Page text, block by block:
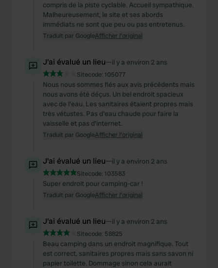
compris de la piste cyclable. Accueil sympathique.
Malheureusement, le site et ses abords
immédiats ne sont que peu ou pas entretenus.
Traduit par GoogleAfficher l'original
J'ai évalué un lieu—il y a environ 2 ans
Sitecode: 105077
Nous nous sommes fiés aux avis précédents mais
nous avons été déçus. Un bel endroit spacieux
avec de l'eau. Les sanitaires étaient propres mais
très vétustes. Pas d'eau chaude pour faire la
vaisselle et pas d'internet.
Traduit par GoogleAfficher l'original
J'ai évalué un lieu—il y a environ 2 ans
Sitecode: 103583
Super endroit pour camping-car !
Traduit par GoogleAfficher l'original
J'ai évalué un lieu—il y a environ 2 ans
Sitecode: 58825
Beau camping dans un endroit magnifique. Tout
est correct, sanitaires propres mais sans savon ni
papier toilette. Dommage sinon cela aurait